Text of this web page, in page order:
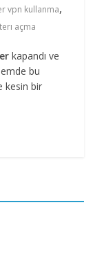
vpn kullanma,
açma
kapandı ve
bu
kesin bir